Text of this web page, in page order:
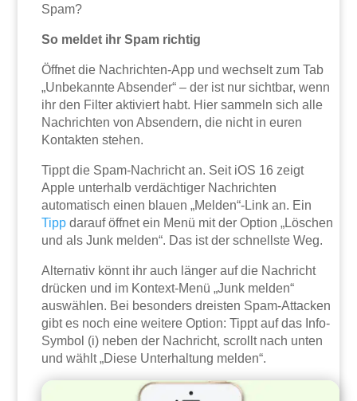
Spam?
So meldet ihr Spam richtig
Öffnet die Nachrichten-App und wechselt zum Tab
„Unbekannte Absender“ – der ist nur sichtbar, wenn
ihr den Filter aktiviert habt. Hier sammeln sich alle
Nachrichten von Absendern, die nicht in euren
Kontakten stehen.
Tippt die Spam-Nachricht an. Seit iOS 16 zeigt
Apple unterhalb verdächtiger Nachrichten
automatisch einen blauen „Melden“-Link an. Ein
Tipp darauf öffnet ein Menü mit der Option „Löschen
und als Junk melden“. Das ist der schnellste Weg.
Alternativ könnt ihr auch länger auf die Nachricht
drücken und im Kontext-Menü „Junk melden“
auswählen. Bei besonders dreisten Spam-Attacken
gibt es noch eine weitere Option: Tippt auf das Info-
Symbol (i) neben der Nachricht, scrollt nach unten
und wählt „Diese Unterhaltung melden“.